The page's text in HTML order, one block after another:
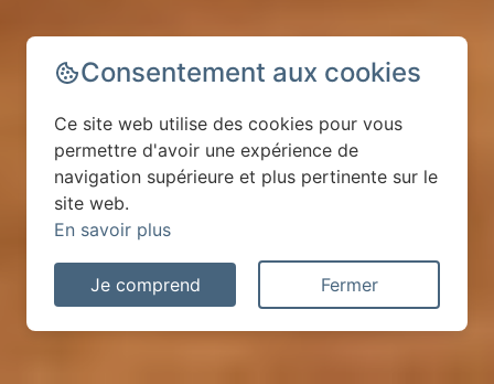
Consentement aux cookies
Ce site web utilise des cookies pour vous
permettre d'avoir une expérience de
navigation supérieure et plus pertinente sur le
site web.
En savoir plus
Je comprend Fermer